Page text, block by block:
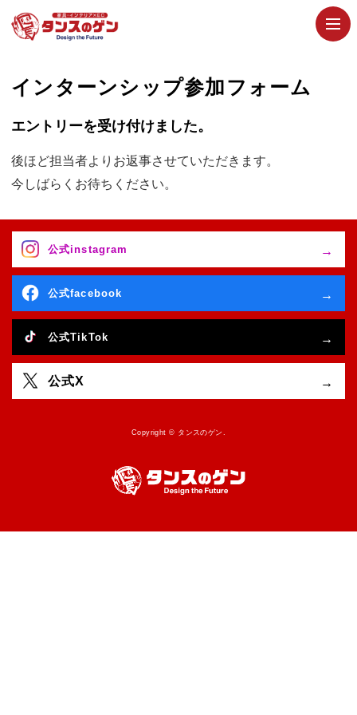
インターンシップ参加フォーム
エントリーを受け付けました。
後ほど担当者よりお返事させていただきます。
今しばらくお待ちください。
公式instagram
公式facebook
公式TikTok
公式X
Copyright © タンスのゲン.